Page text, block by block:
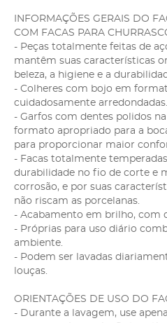
INFORMAÇÕES GERAIS DO
COM FACAS PARA
- Peças totalmente feitas de
mantêm suas características
beleza, a higiene e a
- Colheres com bojo em
cuidadosamente arredondadas.
- Garfos com dentes polidos
formato apropriado para a
para proporcionar maior
- Facas totalmente
durabilidade no fio de corte e
corrosão, e por suas
não riscam as porcelanas.
- Acabamento em brilho, com
- Próprias para uso diário
ambiente.
- Podem ser lavadas
louças.
ORIENTAÇÕES DE USO DO
- Durante a lavagem, use